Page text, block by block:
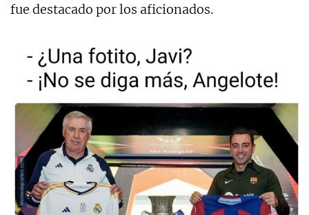
fue destacado por los aficionados.